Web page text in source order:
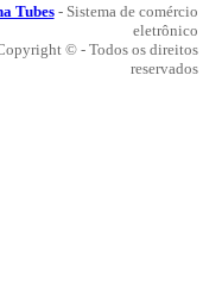
Tubes- Sistema de comércio
eletrônico
© - Todos os direitos
reservados